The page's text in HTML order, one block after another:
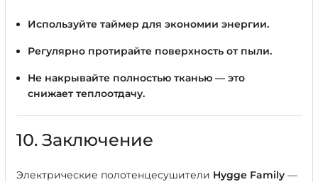
Используйте таймер для экономии энергии.
Регулярно протирайте поверхность от пыли.
Не накрывайте полностью тканью — это
снижает теплоотдачу.
10. Заключение
Электрические полотенцесушители Hygge Family —